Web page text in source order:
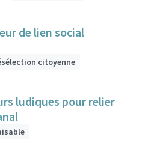
de lien social
citoyenne
ludiques pour relier